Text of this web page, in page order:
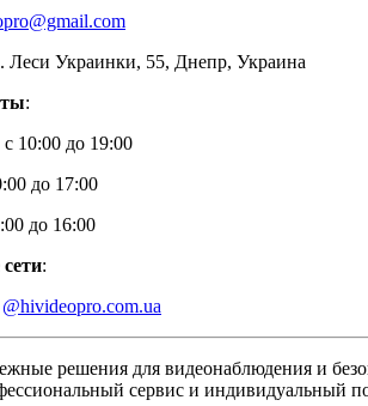
Леси Украинки, 55, Днепр, Украина
:
с 10:00 до 19:00
до 17:00
до 16:00
сети:
@hivideopro.com.ua
решения для видеонаблюдения и
сервис и индивидуальный